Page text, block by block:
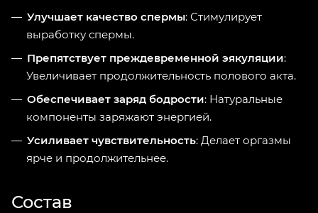
Улучшает качество спермы: Стимулирует
выработку спермы.
Препятствует преждевременной эякуляции:
Увеличивает продолжительность полового акта.
Обеспечивает заряд бодрости: Натуральные
компоненты заряжают энергией.
Усиливает чувствительность: Делает оргазмы
ярче и продолжительнее.
Состав